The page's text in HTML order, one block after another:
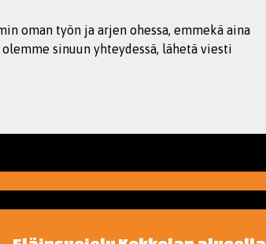
oman työn ja arjen ohessa, emmekä aina
sinuun yhteydessä, lähetä viesti